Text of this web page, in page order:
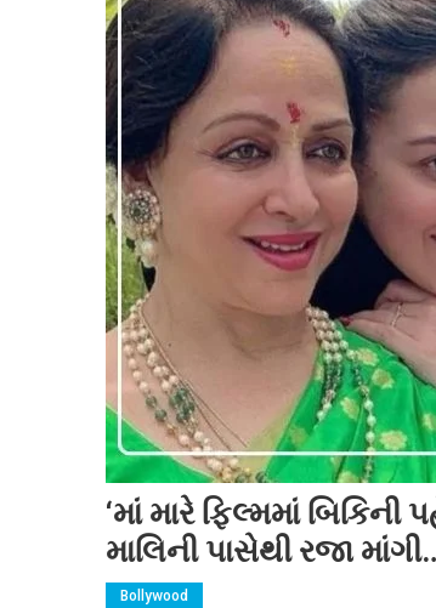
‘માં મારે ફિલ્મમાં
માલિની પાસેથી રજા
Bollywood